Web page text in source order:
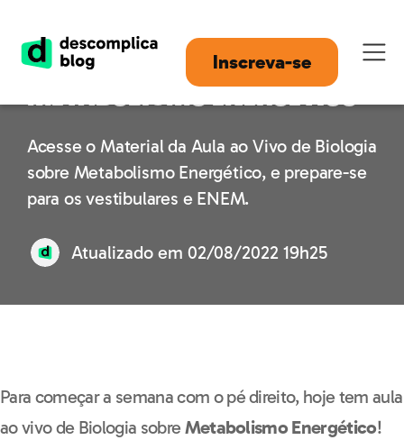
Inscreva-se
Aula ao Vivo:
Metabolismo Energético
Acesse o Material da Aula ao Vivo de Biologia
sobre Metabolismo Energético, e prepare-se
para os vestibulares e ENEM.
Atualizado em 02/08/2022 19h25
Para começar a semana com o pé direito, hoje tem aula
ao vivo de Biologia sobre Metabolismo Energético!